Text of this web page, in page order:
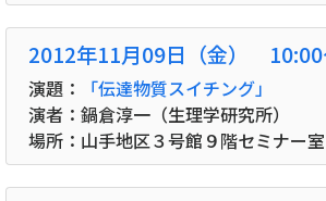
2012年11月09日（金）
演題：
「伝達物質スイチング」
演者：鍋倉淳一（生理学研究所）
場所：山手地区３号館９階セミナー